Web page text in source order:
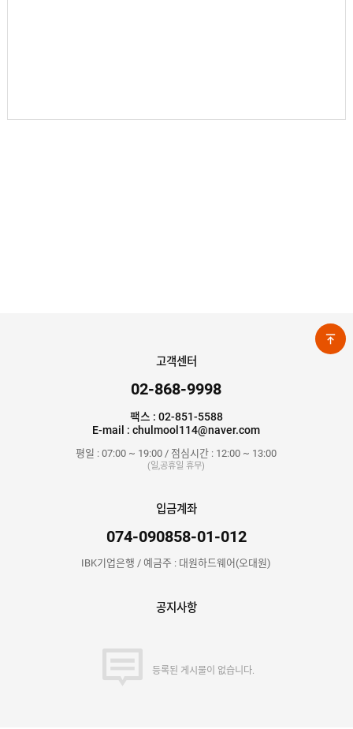
고객센터
02-868-9998
팩스 : 02-851-5588
E-mail : chulmool114@naver.com
평일 : 07:00 ~ 19:00 / 점심시간 : 12:00 ~ 13:00
(일,공휴일 휴무)
입금계좌
074-090858-01-012
IBK기업은행 / 예금주 : 대원하드웨어(오대원)
공지사항
등록된 게시물이 없습니다.